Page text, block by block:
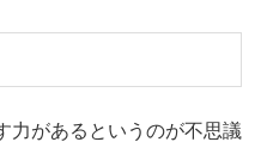
力があるというのが不思議